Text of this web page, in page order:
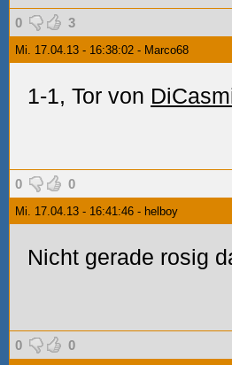
0 3
Mi. 17.04.13 - 16:38:02 - Marco68
1-1, Tor von
0 0
Mi. 17.04.13 - 16:41:46 - helboy
Nicht gerade rosig
0 0